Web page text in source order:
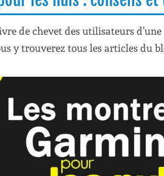
de chevet des utilisateurs d’une
y trouverez tous les articles du